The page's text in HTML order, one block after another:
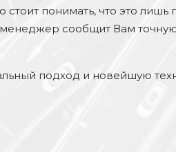
стоит понимать, что это
менеджер сообщит Вам
подход и новейшую